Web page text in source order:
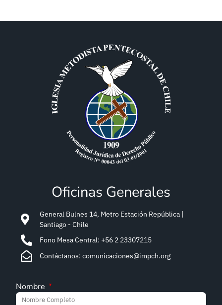
Oficinas Generales
General Bulnes 14, Metro Estación República |
Santiago - Chile
Fono Mesa Central: +56 2 23307215
Contáctanos: comunicaciones@impch.org
Nombre